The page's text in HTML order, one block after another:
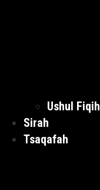
Ushul Fiqih
Sirah
Tsaqafah